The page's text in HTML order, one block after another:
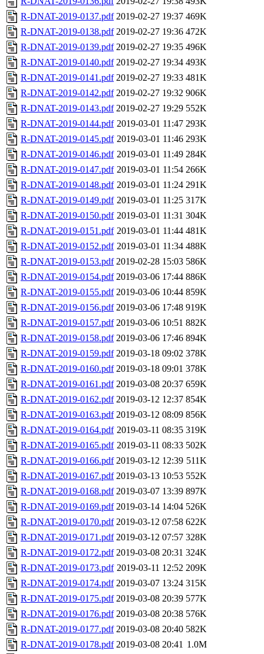
R-DNAT-2019-0137.pdf 2019-02-27 19:37 469K
R-DNAT-2019-0138.pdf 2019-02-27 19:36 472K
R-DNAT-2019-0139.pdf 2019-02-27 19:35 496K
R-DNAT-2019-0140.pdf 2019-02-27 19:34 493K
R-DNAT-2019-0141.pdf 2019-02-27 19:33 481K
R-DNAT-2019-0142.pdf 2019-02-27 19:32 906K
R-DNAT-2019-0143.pdf 2019-02-27 19:29 552K
R-DNAT-2019-0144.pdf 2019-03-01 11:47 293K
R-DNAT-2019-0145.pdf 2019-03-01 11:46 293K
R-DNAT-2019-0146.pdf 2019-03-01 11:49 284K
R-DNAT-2019-0147.pdf 2019-03-01 11:54 266K
R-DNAT-2019-0148.pdf 2019-03-01 11:24 291K
R-DNAT-2019-0149.pdf 2019-03-01 11:25 317K
R-DNAT-2019-0150.pdf 2019-03-01 11:31 304K
R-DNAT-2019-0151.pdf 2019-03-01 11:44 481K
R-DNAT-2019-0152.pdf 2019-03-01 11:34 488K
R-DNAT-2019-0153.pdf 2019-02-28 15:03 586K
R-DNAT-2019-0154.pdf 2019-03-06 17:44 886K
R-DNAT-2019-0155.pdf 2019-03-06 10:44 859K
R-DNAT-2019-0156.pdf 2019-03-06 17:48 919K
R-DNAT-2019-0157.pdf 2019-03-06 10:51 882K
R-DNAT-2019-0158.pdf 2019-03-06 17:46 894K
R-DNAT-2019-0159.pdf 2019-03-18 09:02 378K
R-DNAT-2019-0160.pdf 2019-03-18 09:01 378K
R-DNAT-2019-0161.pdf 2019-03-08 20:37 659K
R-DNAT-2019-0162.pdf 2019-03-12 12:37 854K
R-DNAT-2019-0163.pdf 2019-03-12 08:09 856K
R-DNAT-2019-0164.pdf 2019-03-11 08:35 319K
R-DNAT-2019-0165.pdf 2019-03-11 08:33 502K
R-DNAT-2019-0166.pdf 2019-03-12 12:39 511K
R-DNAT-2019-0167.pdf 2019-03-13 10:53 552K
R-DNAT-2019-0168.pdf 2019-03-07 13:39 897K
R-DNAT-2019-0169.pdf 2019-03-14 14:04 526K
R-DNAT-2019-0170.pdf 2019-03-12 07:58 622K
R-DNAT-2019-0171.pdf 2019-03-12 07:57 328K
R-DNAT-2019-0172.pdf 2019-03-08 20:31 324K
R-DNAT-2019-0173.pdf 2019-03-11 12:52 209K
R-DNAT-2019-0174.pdf 2019-03-07 13:24 315K
R-DNAT-2019-0175.pdf 2019-03-08 20:39 577K
R-DNAT-2019-0176.pdf 2019-03-08 20:38 576K
R-DNAT-2019-0177.pdf 2019-03-08 20:40 582K
R-DNAT-2019-0178.pdf 2019-03-08 20:41 1.0M